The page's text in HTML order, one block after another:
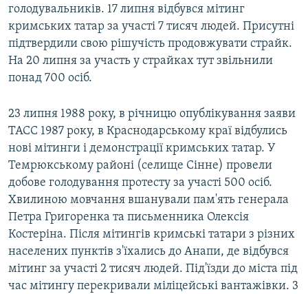
голодувальників. 17 липня відбувся мітинг
кримських татар за участі 7 тисяч людей. Присутні
підтвердили свою рішучість продовжувати страйк.
На 20 липня за участь у страйках тут звільнили
понад 700 осіб.
23 липня 1988 року, в річницю опублікування заяви
ТАСС 1987 року, в Краснодарському краї відбулись
нові мітинги і демонстрації кримських татар. У
Темрюкському районі (селище Сінне) провели
добове голодування протесту за участі 500 осіб.
Хвилиною мовчання вшанували пам'ять генерала
Петра Григоренка та письменника Олексія
Костеріна. Після мітингів кримські татари з різних
населених пунктів з'їхались до Анапи, де відбувся
мітинг за участі 2 тисяч людей. Під'їзди до міста під
час мітингу перекривали міліцейські вантажівки. 3